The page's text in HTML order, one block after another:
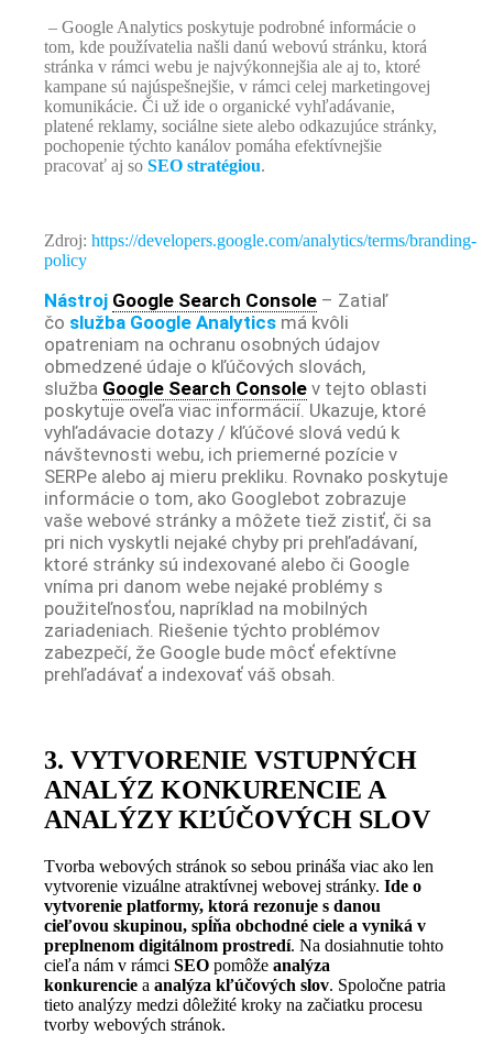
– Google Analytics poskytuje podrobné informácie o
tom, kde používatelia našli danú webovú stránku, ktorá
stránka v rámci webu je najvýkonnejšia ale aj to, ktoré
kampane sú najúspešnejšie, v rámci celej marketingovej
komunikácie. Či už ide o organické vyhľadávanie,
platené reklamy, sociálne siete alebo odkazujúce stránky,
pochopenie týchto kanálov pomáha efektívnejšie
pracovať aj soSEO stratégiou.
Zdroj:https://developers.google.com/analytics/terms/branding-
policy
Nástroj Google Search Console – Zatiaľ
čo služba Google Analytics má kvôli
opatreniam na ochranu osobných údajov
obmedzené údaje o kľúčových slovách,
služba Google Search Console v tejto oblasti
poskytuje oveľa viac informácií. Ukazuje, ktoré
vyhľadávacie dotazy / kľúčové slová vedú k
návštevnosti webu, ich priemerné pozície v
SERPe alebo aj mieru prekliku. Rovnako poskytuje
informácie o tom, ako Googlebot zobrazuje
vaše webové stránky a môžete tiež zistiť, či sa
pri nich vyskytli nejaké chyby pri prehľadávaní,
ktoré stránky sú indexované alebo či Google
vníma pri danom webe nejaké problémy s
použiteľnosťou, napríklad na mobilných
zariadeniach. Riešenie týchto problémov
zabezpečí, že Google bude môcť efektívne
prehľadávať a indexovať váš obsah.
3. VYTVORENIE VSTUPNÝCH
ANALÝZ KONKURENCIE A
ANALÝZY KĽÚČOVÝCH SLOV
Tvorba webových stránok so sebou prináša viac ako len
vytvorenie vizuálne atraktívnej webovej stránky.Ide o
vytvorenie platformy, ktorá rezonuje s danou
cieľovou skupinou, spĺňa obchodné ciele a vyniká v
preplnenom digitálnom prostredí. Na dosiahnutie tohto
cieľa nám v rámciSEOpomôžeanalýza
konkurencie aanalýza kľúčových slov. Spoločne patria
tieto analýzy medzi dôležité kroky na začiatku procesu
tvorby webových stránok.